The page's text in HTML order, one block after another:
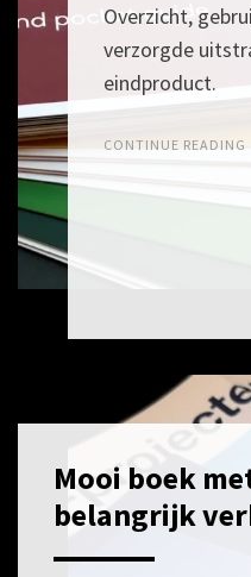
Overzicht,
verzorgde
eindproduct.
CONTINUE READING
POSTED
ON
12
MEI
Mooi boek
belangrijk